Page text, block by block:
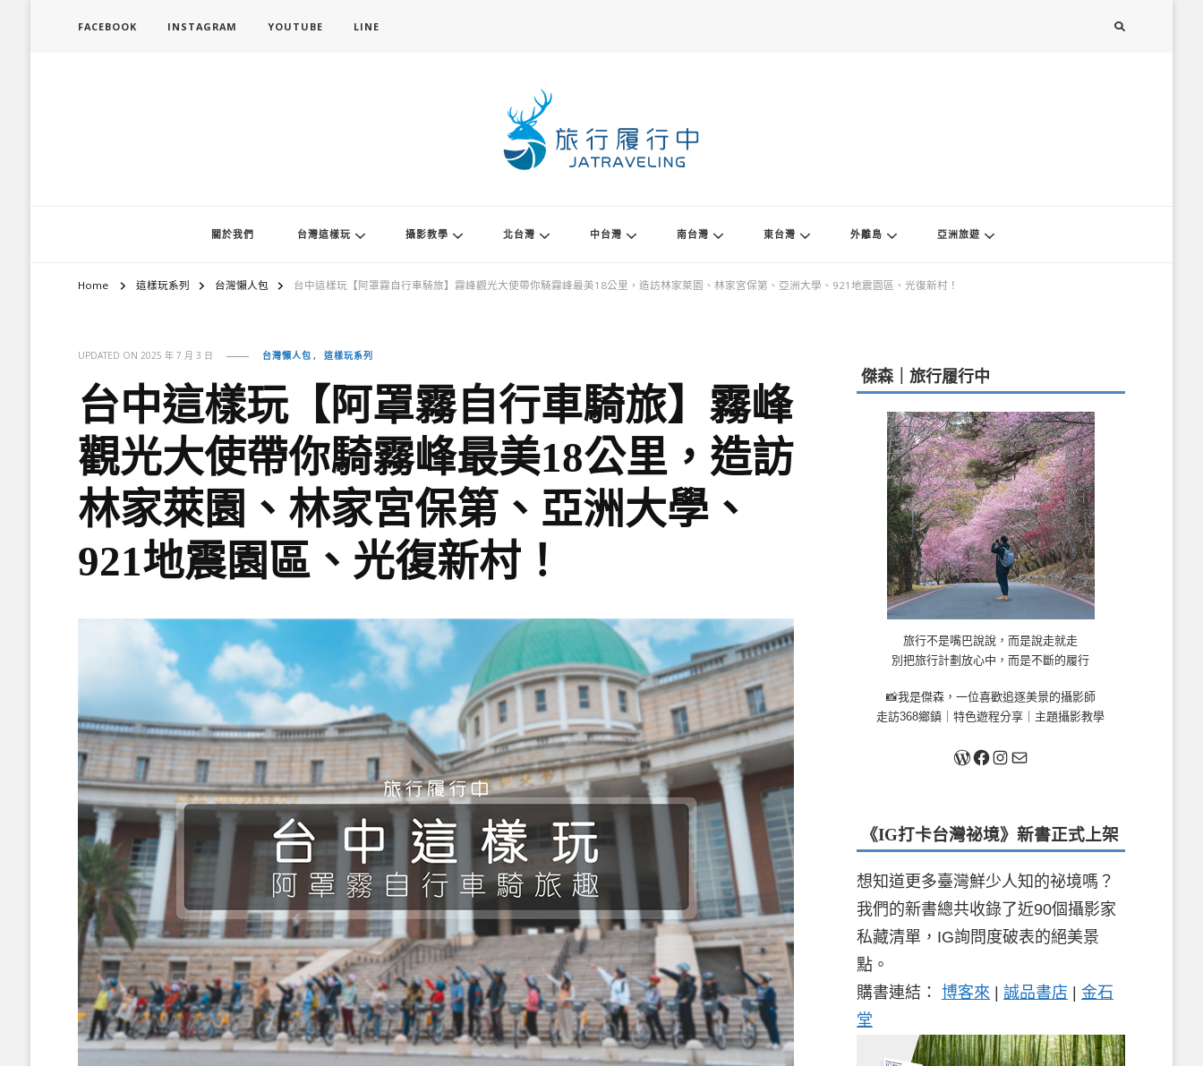
FACEBOOK INSTAGRAM YOUTUBE LINE
關於我們 台灣這樣玩 攝影教學 北台灣 中台灣 南台灣 東台灣 外離島 亞洲旅遊
Home 這樣玩系列 台灣懶人包 台中這樣玩【阿罩霧自行車騎旅】霧峰觀光大使帶你騎霧峰最美18公里，造訪林家萊園、林家宮保第、亞洲大學、921地震園區、光復新村！
UPDATED ON 2025 年 7 月 3 日 台灣懶人包 這樣玩系列
台中這樣玩【阿罩霧自行車騎旅】霧峰
觀光大使帶你騎霧峰最美18公里，造訪
林家萊園、林家宮保第、亞洲大學、
921地震園區、光復新村！
傑森｜旅行履行中
旅行不是嘴巴說說，而是說走就走
別把旅行計劃放心中，而是不斷的履行
📸我是傑森，一位喜歡追逐美景的攝影師
走訪368鄉鎮｜特色遊程分享｜主題攝影教學
關於我 Facebook
Instagram
《IG打卡台灣祕境》新書正式上架
想知道更多臺灣鮮少人知的祕境嗎？
我們的新書總共收錄了近90個攝影家
私藏清單，IG詢問度破表的絕美景
點。
購書連結： 博客來 | 誠品書店 | 金石
堂